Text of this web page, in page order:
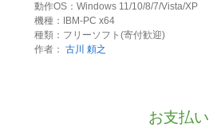
動作OS：Windows 11/10/8/7/Vista/XP
機種：IBM-PC x64
種類：フリーソフト(寄付歓迎)
作者： 古川 頼之
お支払い